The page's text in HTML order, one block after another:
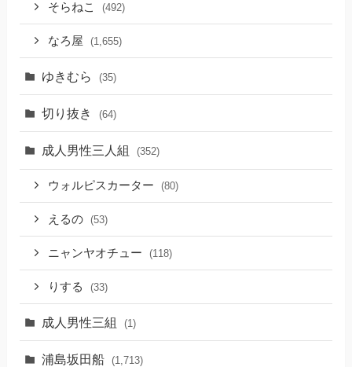
そらねこ (492)
なろ屋 (1,655)
ゆきむら (35)
切り抜き (64)
成人男性三人組 (352)
ウォルピスカーター (80)
えるの (53)
ニャンヤオチュー (118)
りする (33)
成人男性三組 (1)
浦島坂田船 (1,713)